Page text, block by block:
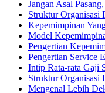
Jangan Asal
Struktur Organisasi
Kepemimpinan
Model
Pengertian
Pengertian Service
Intip Rata-rata Gaji
Struktur Organisasi
Mengenal Lebih